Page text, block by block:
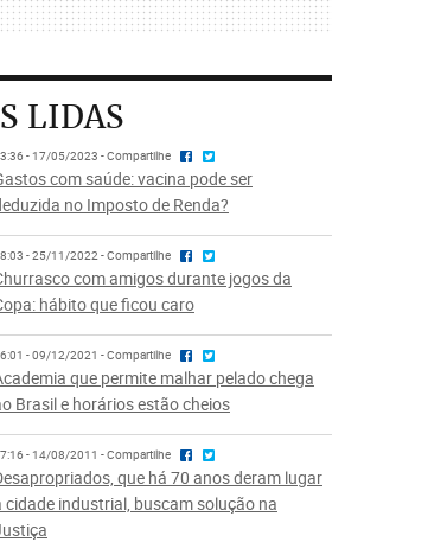
LIDAS
- 17/05/2023 - Compartilhe
com saúde: vacina pode ser
no Imposto de Renda?
- 25/11/2022 - Compartilhe
com amigos durante jogos da
hábito que ficou caro
- 09/12/2021 - Compartilhe
que permite malhar pelado chega
Brasil e horários estão cheios
- 14/08/2011 - Compartilhe
que há 70 anos deram lugar
cidade industrial, buscam solução na